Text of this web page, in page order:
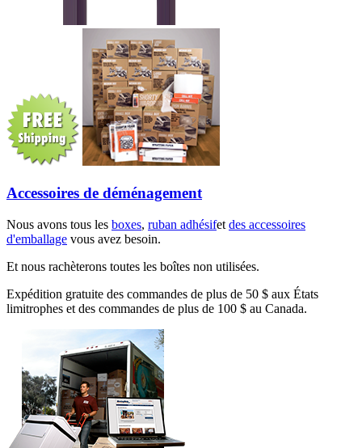
Accessoires de déménagement
Nous avons tous les boxes, ruban adhésifet des accessoires
d'emballage vous avez besoin.
Et nous rachèterons toutes les boîtes non utilisées.
Expédition gratuite des commandes de plus de 50 $ aux États
limitrophes et des commandes de plus de 100 $ au Canada.